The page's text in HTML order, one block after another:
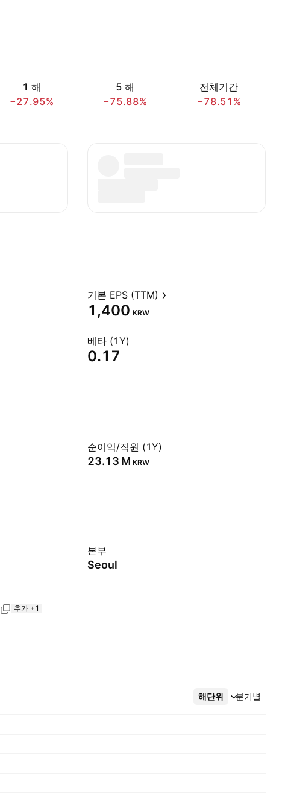
1 해
−27.95%
5 해
−75.88%
전체기간
−78.51%
기본 EPS (TTM)
1,400 KRW
베타 (1Y)
0.17
순이익/직원 (1Y)
‪23.13 M‬ KRW
본부
Seoul
추가 +1
해단위 분기별
더보기